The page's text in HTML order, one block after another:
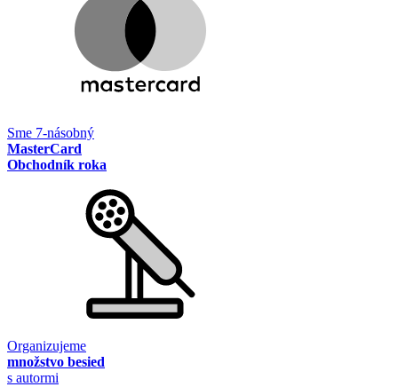
Sme 7-násobný
MasterCard
Obchodník roka
Organizujeme
množstvo besied
s autormi